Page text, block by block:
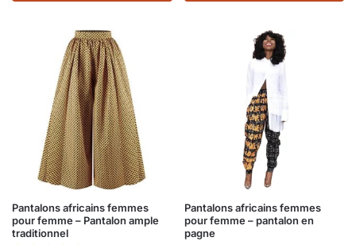
Pantalons africains femmes
pour femme – Pantalon ample
traditionnel
Pantalons africains femmes
pour femme – pantalon en
pagne